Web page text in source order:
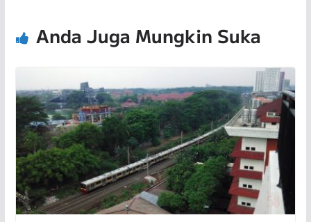
Anda Juga Mungkin Suka